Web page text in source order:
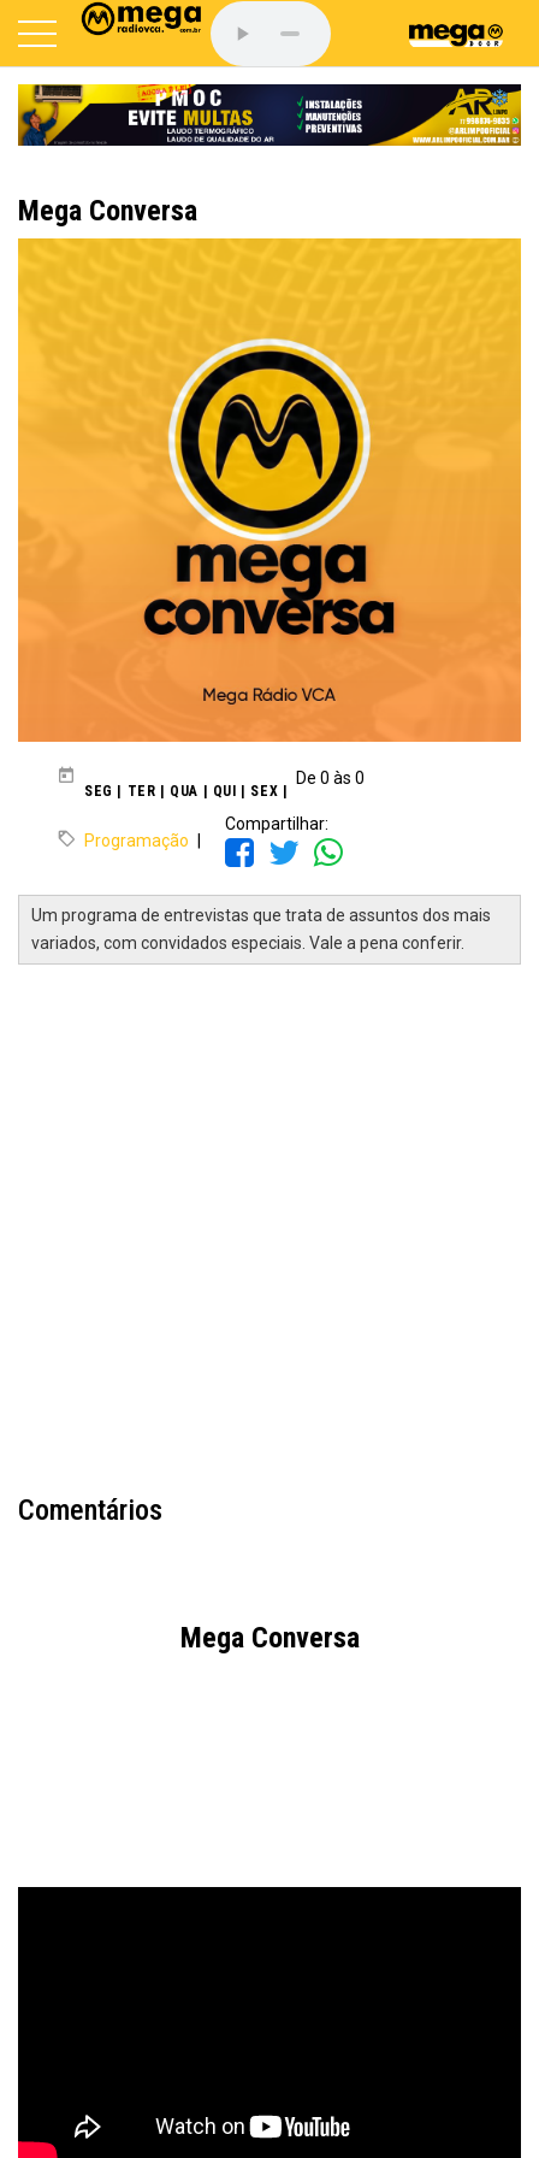
Mega Conversa
SEG | TER | QUA | QUI | SEX |
De 0 às 0
Programação
Compartilhar:
Um programa de entrevistas que trata de assuntos dos mais
variados, com convidados especiais. Vale a pena conferir.
Comentários
Mega Conversa